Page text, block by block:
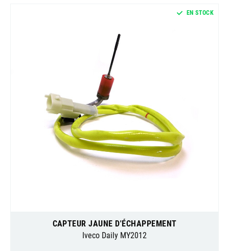
CAPTEUR JAUNE D'ÉCHAPPEMENT
Iveco Daily MY2012
EN STOCK